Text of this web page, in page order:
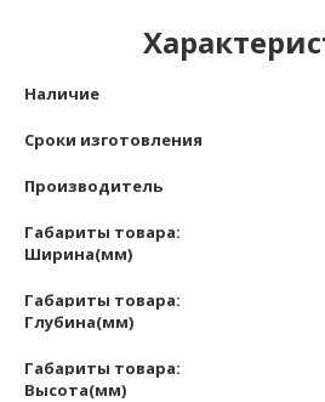
Наличие
Сроки изготовления
Производитель
Габариты товара:
Ширина(мм)
Габариты товара:
Глубина(мм)
Габариты товара:
Высота(мм)